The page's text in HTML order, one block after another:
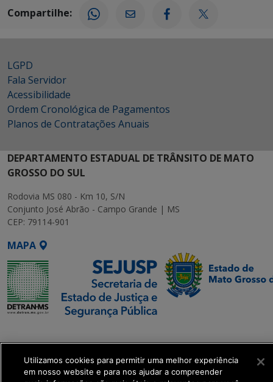
Compartilhe:
LGPD
Fala Servidor
Acessibilidade
Ordem Cronológica de Pagamentos
Planos de Contratações Anuais
DEPARTAMENTO ESTADUAL DE TRÂNSITO DE MATO
GROSSO DO SUL
Rodovia MS 080 - Km 10, S/N
Conjunto José Abrão - Campo Grande | MS
CEP: 79114-901
MAPA
Executiva de
Transformação Digital
Utilizamos cookies para permitir uma melhor experiência
em nosso website e para nos ajudar a compreender